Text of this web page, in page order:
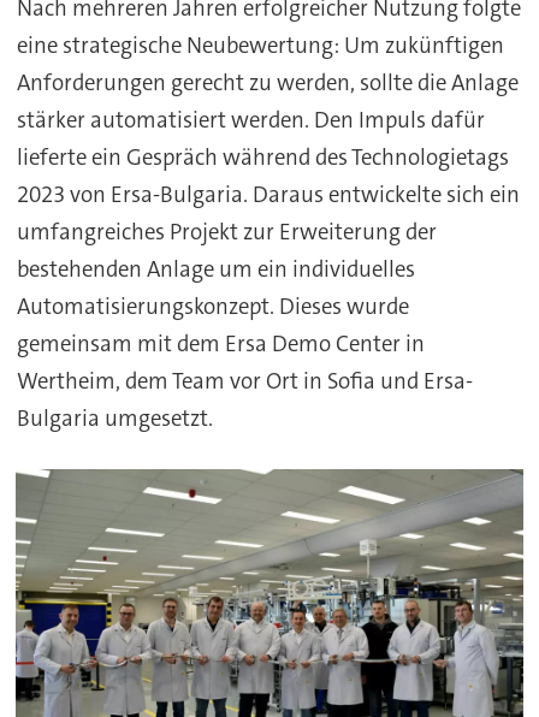
Nach mehreren Jahren erfolgreicher Nutzung folgte
eine strategische Neubewertung: Um zukünftigen
Anforderungen gerecht zu werden, sollte die Anlage
stärker automatisiert werden. Den Impuls dafür
lieferte ein Gespräch während des Technologietags
2023 von Ersa-Bulgaria. Daraus entwickelte sich ein
umfangreiches Projekt zur Erweiterung der
bestehenden Anlage um ein individuelles
Automatisierungskonzept. Dieses wurde
gemeinsam mit dem Ersa Demo Center in
Wertheim, dem Team vor Ort in Sofia und Ersa-
Bulgaria umgesetzt.